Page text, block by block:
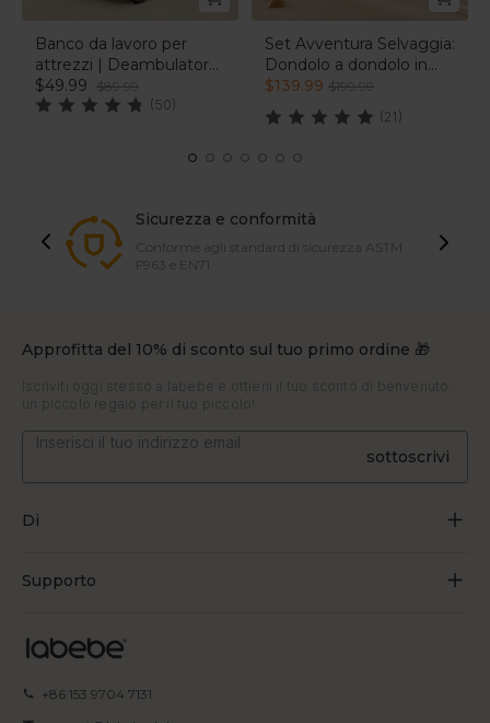
Banco da lavoro per
attrezzi | Deambulatore
per bambini | labebe®
$49.99 $89.99
(50)
Set Avventura Selvaggia:
Dondolo a dondolo in
peluche a forma di
coccodrillo e
camminatore nel bosco
$139.99 $199.99
(21)
Sicurezza e conformità
Conforme agli standard di sicurezza ASTM
F963 e EN71
Approfitta del 10% di sconto sul tuo primo ordine 🎁
Iscriviti oggi stesso a labebe e ottieni il tuo sconto di benvenuto:
un piccolo regalo per il tuo piccolo!
sottoscrivi
Di
Blog
Supporto
+86 153 9704 7131